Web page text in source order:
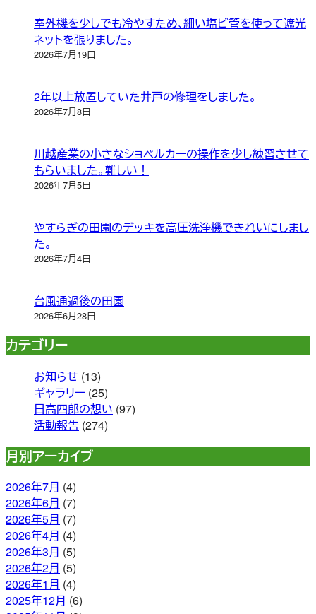
室外機を少しでも冷やすため､細い塩ビ管を使って遮光
ネットを張りました。
2026年7月19日
2年以上放置していた井戸の修理をしました。
2026年7月8日
川越産業の小さなショベルカーの操作を少し練習させて
もらいました。難しい！
2026年7月5日
やすらぎの田園のデッキを高圧洗浄機できれいにしまし
た。
2026年7月4日
台風通過後の田園
2026年6月28日
カテゴリー
お知らせ (13)
ギャラリー (25)
日高四郎の想い (97)
活動報告 (274)
月別アーカイブ
2026年7月 (4)
2026年6月 (7)
2026年5月 (7)
2026年4月 (4)
2026年3月 (5)
2026年2月 (5)
2026年1月 (4)
2025年12月 (6)